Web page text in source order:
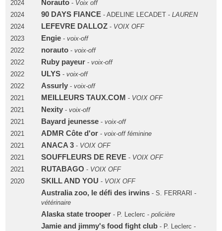
2024 Norauto- Voix off
2024
90 DAYS FIANCE- ADELINE LECADET - LAUREN
2024
LEFEVRE DALLOZ- VOIX OFF
2023
Engie- voix-off
2022
norauto- voix-off
2022
Ruby payeur- voix-off
2022
ULYS- voix-off
2022
Assurly- voix-off
2021
MEILLEURS TAUX.COM - VOIX OFF
2021
Nexity- voix-off
2021
Bayard jeunesse- voix-off
2021
ADMR Côte d'or- voix-off féminine
2021
ANACA 3- VOIX OFF
2021
SOUFFLEURS DE REVE- VOIX OFF
2021
RUTABAGO - VOIX OFF
2020
SKILL AND YOU - VOIX OFF
Australia zoo, le défi des irwins- S. FERRARI -
vétérinaire
Alaska state trooper- P. Leclerc - policière
Jamie and jimmy's food fight club- P. Leclerc -